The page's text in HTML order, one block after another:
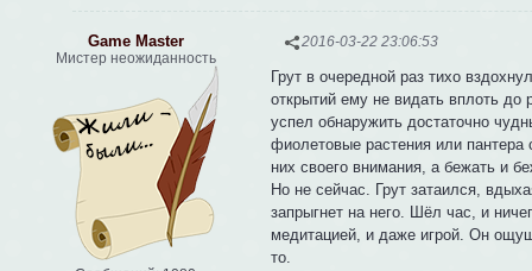
2016-03-22 23:06:53
Game Master
Мистер неожиданность
Грут в очередной раз тихо
открытий ему не видать вплоть до
успел обнаружить достаточно
фиолетовые растения или пантера
них своего внимания, а бежать и
Но не сейчас. Грут затаился,
запрыгнет на него. Шёл час, и
медитацией, и даже игрой. Он
то.